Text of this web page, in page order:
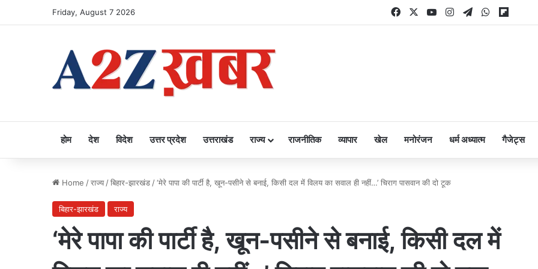
Friday, August 7 2026 FacebookYouTubeInstagram
TelegramWhatsApp
होम देश विदेश उत्तर प्रदेश उत्तराखंड राज्य राजनीतिक व्यापार खेल मनोरंजन धर्म अध्यात्म गैजेट्स
Home /राज्य /बिहार-झारखंड /‘मेरे पापा की पार्टी है, खून-पसीने से बनाई, किसी दल में विलय का सवाल ही नहीं…’ चिराग पासवान की दो टूक
बिहार-झारखंड राज्य
‘मेरे पापा की पार्टी है, खून-पसीने से बनाई, किसी दल में